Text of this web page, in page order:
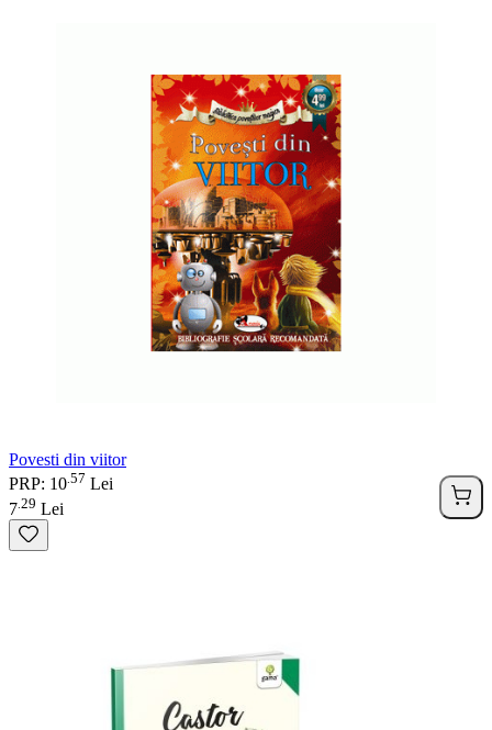
Povesti din viitor
PRP: 10 57 Lei
7 29 Lei